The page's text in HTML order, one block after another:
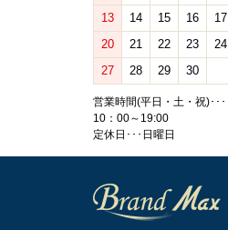
13 14 15 16 17
20 21 22 23 24
27 28 29 30
営業時間(平日・土・祝)･･･
10：00～19:00
定休日･･･日曜日